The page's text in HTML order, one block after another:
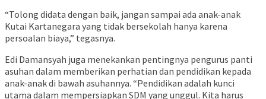
“Tolong didata dengan baik, jangan sampai ada anak-anak
Kutai Kartanegara yang tidak bersekolah hanya karena
persoalan biaya,” tegasnya.
Edi Damansyah juga menekankan pentingnya pengurus panti
asuhan dalam memberikan perhatian dan pendidikan kepada
anak-anak di bawah asuhannya. “Pendidikan adalah kunci
utama dalam mempersiapkan SDM yang unggul. Kita harus